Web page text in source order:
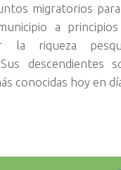
migratorios
a
la riqueza
descendientes
conocidas hoy en